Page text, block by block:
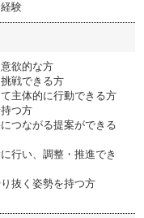
験
欲的な方
戦できる方
主体的に行動できる方
つ方
つながる提案ができる
行い、調整・推進でき
抜く姿勢を持つ方